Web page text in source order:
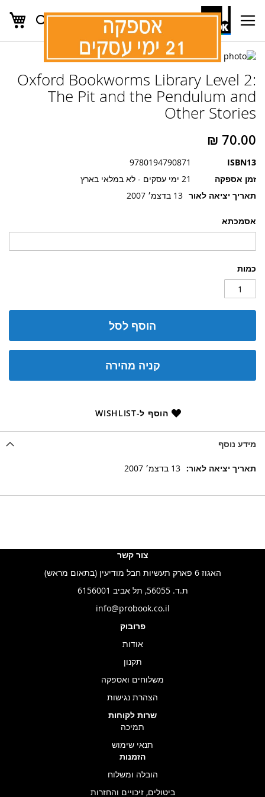
Skip
Content
חפש
אסמכתא
כמות
הוסף לסל
קניה מהירה
הוסף ל-WISHLIST
Oxford Bookworms Library Level 2:
The Pit and the Pendulum and
Other Stories
ISBN13
9780194790871
זמן אספקה
21 ימי עסקים - לא במלאי בארץ
תאריך יציאה לאור 13 בדצמ׳ 2007
לדלג
של
גלריית
תמונות
להתחלה
של
גלריית
תמונות
מידע נוסף
מידע
13 בדצמ׳ 2007
צור קשר
האגוז 6 פארק תעשיות חבל מודיעין (בתאום מראש)
ת.ד. 56055, תל אביב 6156001
info@probook.co.il
פרובוק
אודות
תקנון
משלוחים ואספקה
הצהרת נגישות
שרות לקוחות
תמיכה
תנאי שימוש
הזמנות
הובלה ומשלוח
ביטולים, זיכויים והחזרות